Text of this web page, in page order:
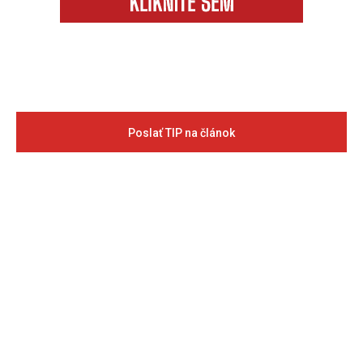
Poslať TIP na článok